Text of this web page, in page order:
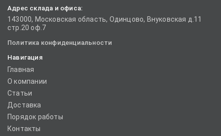
Адрес склада и офиса:
143000, Московская область, Одинцово, Внуковская д.11
стр.20 оф.7
Политика конфиденциальности
Навигация
Главная
О компании
Статьи
Доставка
Порядок работы
Контакты